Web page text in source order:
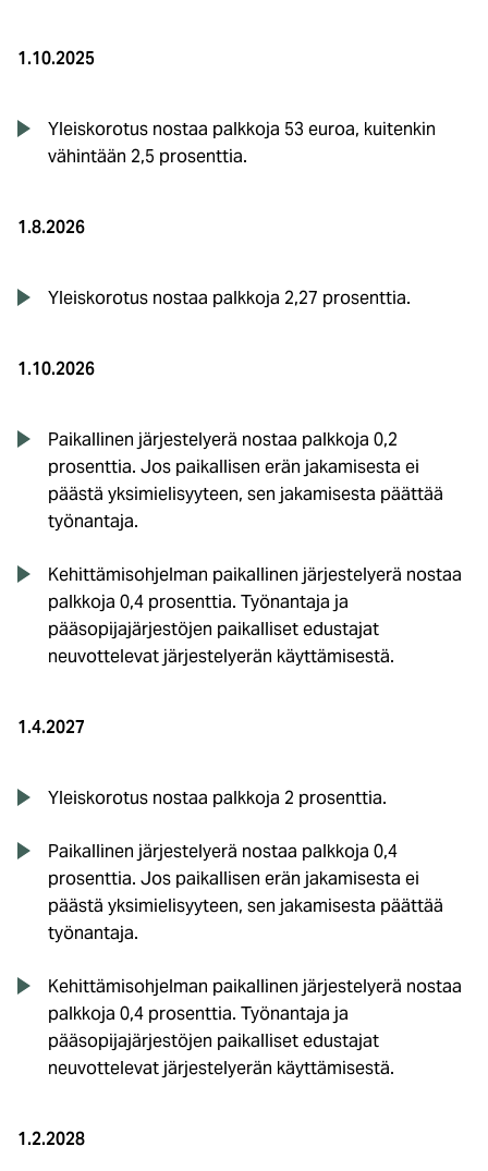
1.10.2025
Yleiskorotus nostaa palkkoja 53 euroa, kuitenkin
vähintään 2,5 prosenttia.
1.8.2026
Yleiskorotus nostaa palkkoja 2,27 prosenttia.
1.10.2026
Paikallinen järjestelyerä nostaa palkkoja 0,2
prosenttia. Jos paikallisen erän jakamisesta ei
päästä yksimielisyyteen, sen jakamisesta päättää
työnantaja.
Kehittämisohjelman paikallinen järjestelyerä nostaa
palkkoja 0,4 prosenttia. Työnantaja ja
pääsopijajärjestöjen paikalliset edustajat
neuvottelevat järjestelyerän käyttämisestä.
1.4.2027
Yleiskorotus nostaa palkkoja 2 prosenttia.
Paikallinen järjestelyerä nostaa palkkoja 0,4
prosenttia. Jos paikallisen erän jakamisesta ei
päästä yksimielisyyteen, sen jakamisesta päättää
työnantaja.
Kehittämisohjelman paikallinen järjestelyerä nostaa
palkkoja 0,4 prosenttia. Työnantaja ja
pääsopijajärjestöjen paikalliset edustajat
neuvottelevat järjestelyerän käyttämisestä.
1.2.2028